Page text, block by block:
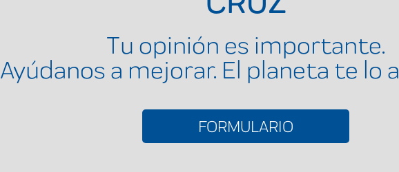
Tu opinión es importante.
Ayúdanos a mejorar. El planeta te lo
FORMULARIO